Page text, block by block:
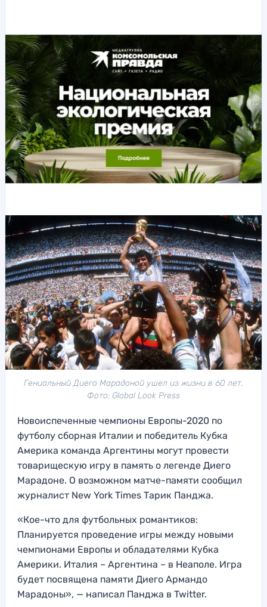
Гениальный Диего Марадоной ушел из жизни в 60 лет.
Фото: Global Look Press
Новоиспеченные чемпионы Европы-2020 по
футболу сборная Италии и победитель Кубка
Америка команда Аргентины могут провести
товарищескую игру в память о легенде Диего
Марадоне. О возможном матче-памяти сообщил
журналист New York Times Тарик Панджа.
«Кое-что для футбольных романтиков:
Планируется проведение игры между новыми
чемпионами Европы и обладателями Кубка
Америки. Италия – Аргентина – в Неаполе. Игра
будет посвящена памяти Диего Армандо
Марадоны», — написал Панджа в Twitter.